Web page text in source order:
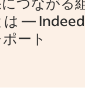
は —
ート